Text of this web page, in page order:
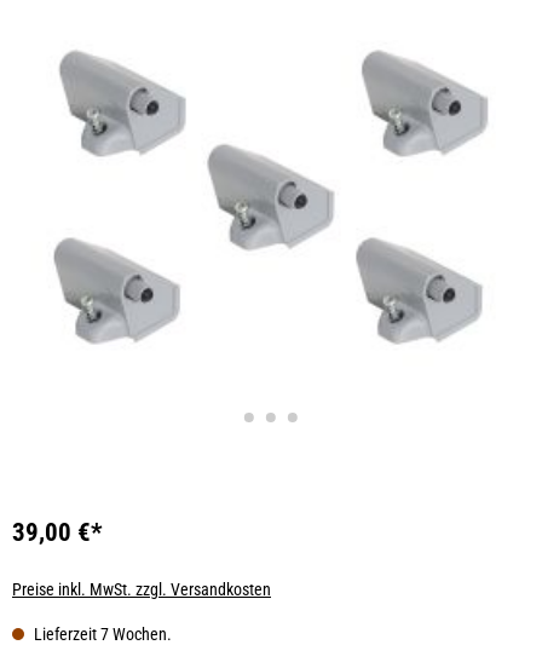
39,00 €*
Preise inkl. MwSt. zzgl. Versandkosten
Lieferzeit 7 Wochen.